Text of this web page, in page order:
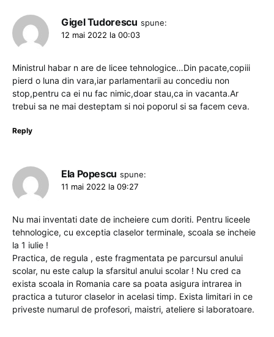
Gigel Tudorescu spune:
12 mai 2022 la 00:03
Ministrul habar n are de licee tehnologice…Din pacate,copiii
pierd o luna din vara,iar parlamentarii au concediu non
stop,pentru ca ei nu fac nimic,doar stau,ca in vacanta.Ar
trebui sa ne mai desteptam si noi poporul si sa facem ceva.
Reply
Ela Popescu spune:
11 mai 2022 la 09:27
Nu mai inventati date de incheiere cum doriti. Pentru liceele
tehnologice, cu exceptia claselor terminale, scoala se incheie
la 1 iulie !
Practica, de regula , este fragmentata pe parcursul anului
scolar, nu este calup la sfarsitul anului scolar ! Nu cred ca
exista scoala in Romania care sa poata asigura intrarea in
practica a tuturor claselor in acelasi timp. Exista limitari in ce
priveste numarul de profesori, maistri, ateliere si laboratoare.